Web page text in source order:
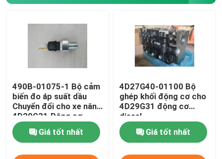
490B-01075-1 Bộ cảm
biến đo áp suất dầu
Chuyển đổi cho xe nâng
4D29G31 Động cơ
diesel
Giá tốt nhất
4D27G40-01100 Bộ
ghép khối động cơ cho
4D29G31 động cơ
diesel
Giá tốt nhất